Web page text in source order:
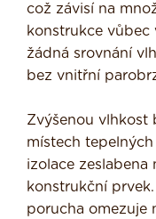
což závisí na
konstrukce vůbec
žádná srovnání
bez vnitřní
Zvýšenou vlhkost
místech
izolace zeslabena
konstrukční
porucha omezuje